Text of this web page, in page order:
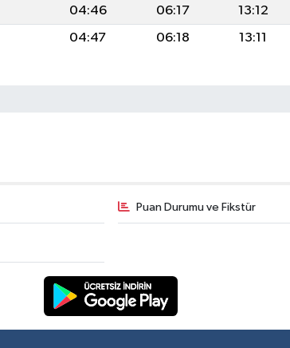
04:46 06:17 13:12
04:47 06:18 13:11
Puan Durumu ve Fikstür